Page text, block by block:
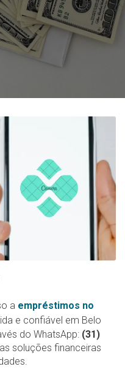
a empréstimos no
e confiável em Belo
do WhatsApp: (31)
soluções financeiras